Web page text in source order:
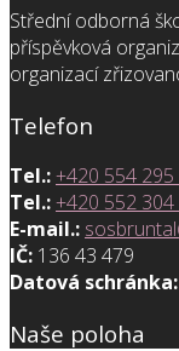
Střední odborná
příspěvková
organizací
Telefon
Tel.:+420 554 295
Tel.:+420 552
E-mail.:
IČ: 136 43 479
Datová schránka:
Naše poloha